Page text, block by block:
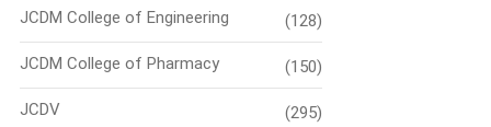
JCDM College of Engineering (128)
JCDM College of Pharmacy (150)
JCDV (295)